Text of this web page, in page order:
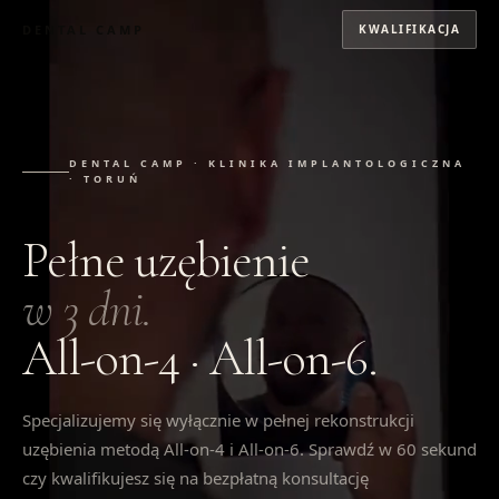
KWALIFIKACJA
DENTAL CAMP · KLINIKA IMPLANTOLOGICZNA
· TORUŃ
Pełne uzębienie
w 3 dni.
All-on-4 · All-on-6.
Specjalizujemy się wyłącznie w pełnej rekonstrukcji
uzębienia metodą All-on-4 i All-on-6. Sprawdź w 60 sekund
czy kwalifikujesz się na bezpłatną konsultację